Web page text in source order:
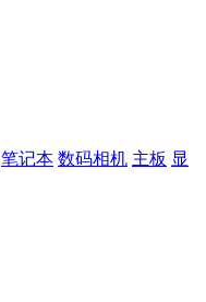
笔记本 数码相机 主板 显